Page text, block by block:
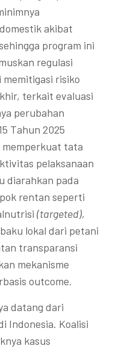
akibat
program ini
regulasi
memitigasi risiko
terkait evaluasi
perubahan
Tahun 2025
memperkuat tata
pelaksanaan
diarahkan pada
rentan seperti
(targeted),
lokal dari petani
transparansi
mekanisme
outcome.
datang dari
Indonesia. Koalisi
kasus